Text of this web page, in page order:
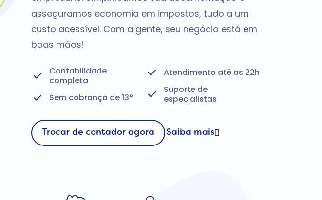
asseguramos economia em impostos, tudo a um
custo acessível. Com a gente, seu negócio está em
boas mãos!
Contabilidade
completa
Sem cobrança de 13°
Atendimento até as 22h
Suporte de
especialistas
Trocar de contador agora Saiba mais